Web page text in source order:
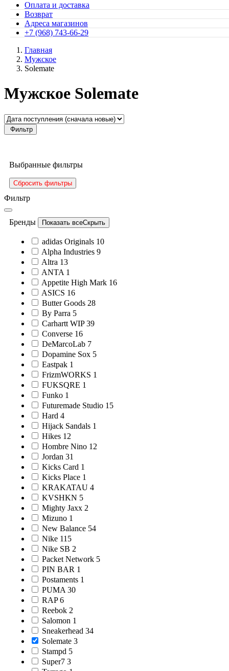
Оплата и доставка
Возврат
Адреса магазинов
+7 (968) 743-66-29
Главная
Мужское
Solemate
Мужское Solemate
Фильтр
Выбранные фильтры
Сбросить фильтры
Фильтр
Бренды Показать всеСкрыть
adidas Originals 10
Alpha Industries 9
Altra 13
ANTA 1
Appetite High Mark 16
ASICS 16
Butter Goods 28
By Parra 5
Carhartt WIP 39
Converse 16
DeMarcoLab 7
Dopamine Sox 5
Eastpak 1
FrizmWORKS 1
FUKSQRE 1
Funko 1
Futuremade Studio 15
Hard 4
Hijack Sandals 1
Hikes 12
Hombre Nino 12
Jordan 31
Kicks Card 1
Kicks Place 1
KRAKATAU 4
KVSHKN 5
Mighty Jaxx 2
Mizuno 1
New Balance 54
Nike 115
Nike SB 2
Packet Network 5
PIN BAR 1
Postaments 1
PUMA 30
RAP 6
Reebok 2
Salomon 1
Sneakerhead 34
Solemate 3
Stampd 5
Super7 3